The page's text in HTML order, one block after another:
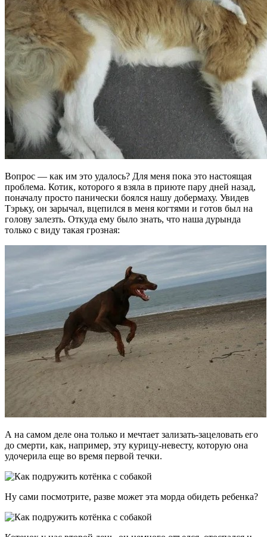
Вопрос — как им это удалось? Для меня пока это настоящая
проблема. Котик, которого я взяла в приюте пару дней назад,
поначалу просто панически боялся нашу добермаху. Увидев
Тэрьку, он зарычал, вцепился в меня когтями и готов был на
голову залезть. Откуда ему было знать, что наша дурында
только с виду такая грозная:
А на самом деле она только и мечтает зализать-зацеловать его
до смерти, как, например, эту курицу-невесту, которую она
удочерила еще во время первой течки.
Ну сами посмотрите, разве может эта морда обидеть ребенка?